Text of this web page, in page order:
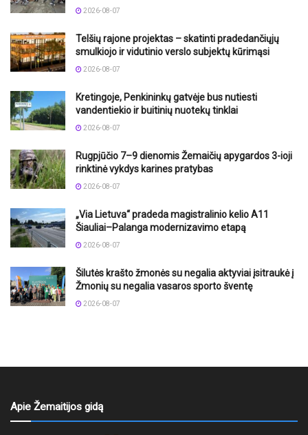
2026-08-07
Telšių rajone projektas – skatinti pradedančiųjų
smulkiojo ir vidutinio verslo subjektų kūrimąsi
2026-08-07
Kretingoje, Penkininkų gatvėje bus nutiesti
vandentiekio ir buitinių nuotekų tinklai
2026-08-07
Rugpjūčio 7–9 dienomis Žemaičių apygardos 3-ioji
rinktinė vykdys karines pratybas
2026-08-07
„Via Lietuva“ pradeda magistralinio kelio A11
Šiauliai–Palanga modernizavimo etapą
2026-08-07
Šilutės krašto žmonės su negalia aktyviai įsitraukė į
Žmonių su negalia vasaros sporto šventę
2026-08-07
Apie Žemaitijos gidą